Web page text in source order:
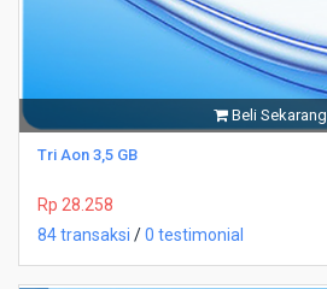
Beli Sekarang
Tri Aon 3,5 GB
Rp 28.258
84 transaksi /0 testimonial